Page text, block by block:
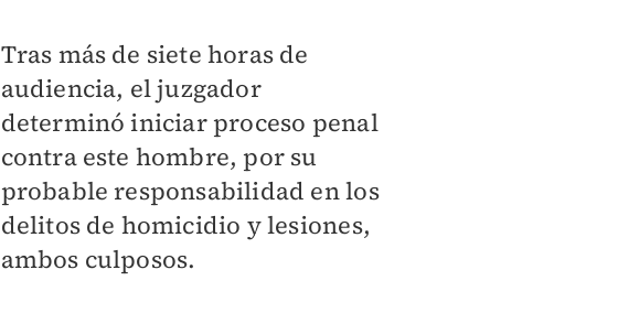
Tras más de siete horas de
audiencia, el juzgador
determinó iniciar proceso penal
contra este hombre, por su
probable responsabilidad en los
delitos de homicidio y lesiones,
ambos culposos.